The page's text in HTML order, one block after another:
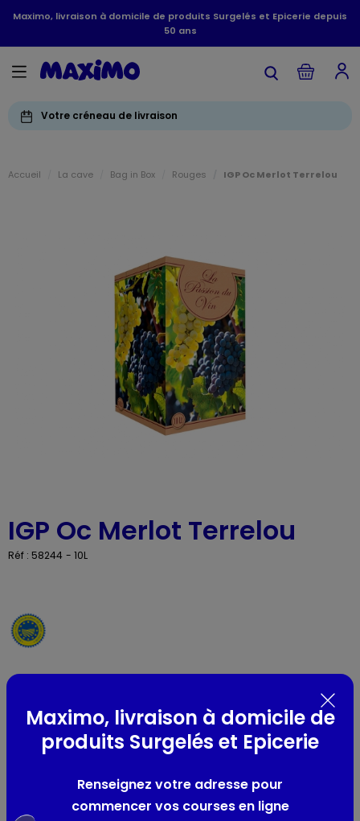
Maximo, livraison à domicile de produits Surgelés et Epicerie depuis
50 ans
Votre créneau de livraison
Accueil La cave Bag in Box Rouges IGP Oc Merlot Terrelou
IGP Oc Merlot Terrelou
Réf : 58244 - 10L
Couleur du vin :Rouge
Cépages :Merlot
Région viticole :
Languedoc-Roussillon
Couleur claire et très vive entre le grenat et le violet.
Fruits rouges, cassis, cerises, confiture de framboises.
Bouche :
Tannins veloutés et longueur élégante.
Maximo, livraison à domicile de
produits Surgelés et Epicerie
Renseignez votre adresse pour
commencer vos courses en ligne